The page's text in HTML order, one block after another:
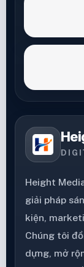
Height
giải pháp
kiện,
Chúng tôi
dựng, mở